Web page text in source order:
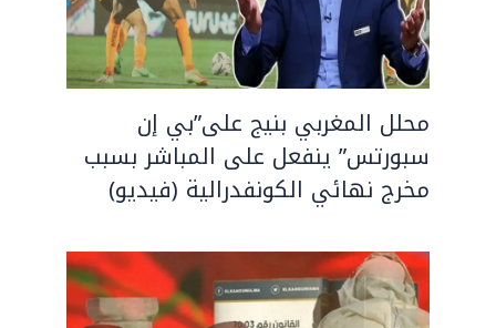
محلل المغربي بنيج على”بي إن
سبورتس” ينفعل على المباشر بسبب
مخرج نهائي الكونفدرالية (فيديو)